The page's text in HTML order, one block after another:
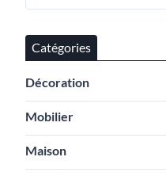
Catégories
Décoration
Mobilier
Maison